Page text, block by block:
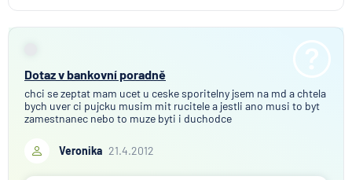
Dotaz v bankovní poradně
chci se zeptat mam ucet u ceske sporitelny jsem na md a chtela
bych uver ci pujcku musim mit rucitele a jestli ano musi to byt
zamestnanec nebo to muze byti i duchodce
Veronika 21.4.2012